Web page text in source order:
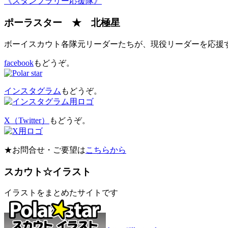
ポーラスター ★ 北極星
ボーイスカウト各隊元リーダーたちが、現役リーダーを応援
facebookもどうぞ。
インスタグラム もどうぞ。
X（Twitter） もどうぞ。
★お問合せ・ご要望はこちらから
スカウト☆イラスト
イラストをまとめたサイトです